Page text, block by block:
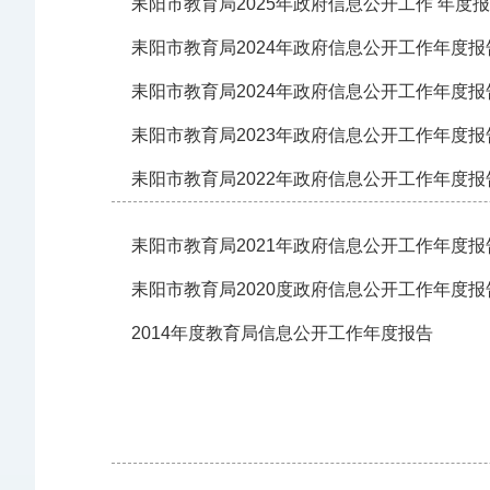
耒阳市教育局2025年政府信息公开工作 年度
耒阳市教育局2024年政府信息公开工作年度报
耒阳市教育局2024年政府信息公开工作年度报
耒阳市教育局2023年政府信息公开工作年度报
耒阳市教育局2022年政府信息公开工作年度报
耒阳市教育局2021年政府信息公开工作年度报
耒阳市教育局2020度政府信息公开工作年度报
2014年度教育局信息公开工作年度报告